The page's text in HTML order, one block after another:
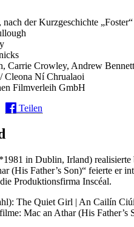
der Kurzgeschichte
Carrie Crowley, Andrew
Cleona Ní Chrualaoi
Filmverleih GmbH
Teilen
in Dublin, Irland) realisierte
(His Father’s Son)“ feierte er
Produktionsfirma Inscéal.
The Quiet Girl | An Cailín
Mac an Athar (His